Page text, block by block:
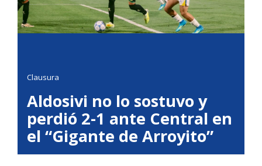
Clausura
Aldosivi no lo sostuvo y
perdió 2-1 ante Central en
el “Gigante de Arroyito”